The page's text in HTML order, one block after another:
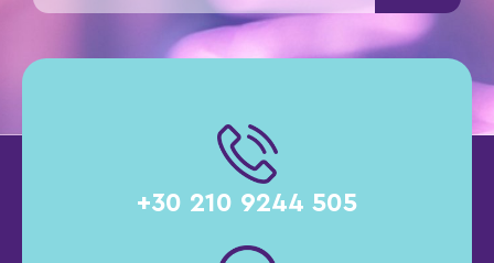
+30 210 9244 505